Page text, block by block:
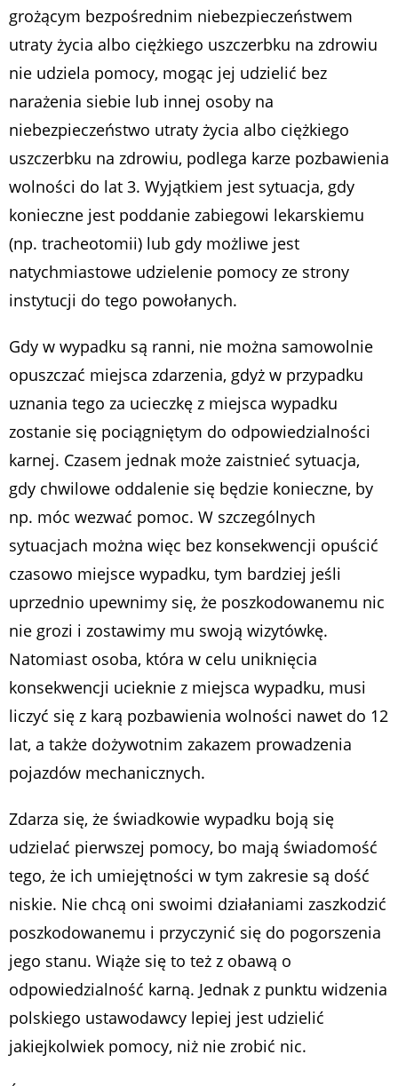
grożącym bezpośrednim niebezpieczeństwem
utraty życia albo ciężkiego uszczerbku na zdrowiu
nie udziela pomocy, mogąc jej udzielić bez
narażenia siebie lub innej osoby na
niebezpieczeństwo utraty życia albo ciężkiego
uszczerbku na zdrowiu, podlega karze pozbawienia
wolności do lat 3. Wyjątkiem jest sytuacja, gdy
konieczne jest poddanie zabiegowi lekarskiemu
(np. tracheotomii) lub gdy możliwe jest
natychmiastowe udzielenie pomocy ze strony
instytucji do tego powołanych.
Gdy w wypadku są ranni, nie można samowolnie
opuszczać miejsca zdarzenia, gdyż w przypadku
uznania tego za ucieczkę z miejsca wypadku
zostanie się pociągniętym do odpowiedzialności
karnej. Czasem jednak może zaistnieć sytuacja,
gdy chwilowe oddalenie się będzie konieczne, by
np. móc wezwać pomoc. W szczególnych
sytuacjach można więc bez konsekwencji opuścić
czasowo miejsce wypadku, tym bardziej jeśli
uprzednio upewnimy się, że poszkodowanemu nic
nie grozi i zostawimy mu swoją wizytówkę.
Natomiast osoba, która w celu uniknięcia
konsekwencji ucieknie z miejsca wypadku, musi
liczyć się z karą pozbawienia wolności nawet do 12
lat, a także dożywotnim zakazem prowadzenia
pojazdów mechanicznych.
Zdarza się, że świadkowie wypadku boją się
udzielać pierwszej pomocy, bo mają świadomość
tego, że ich umiejętności w tym zakresie są dość
niskie. Nie chcą oni swoimi działaniami zaszkodzić
poszkodowanemu i przyczynić się do pogorszenia
jego stanu. Wiąże się to też z obawą o
odpowiedzialność karną. Jednak z punktu widzenia
polskiego ustawodawcy lepiej jest udzielić
jakiejkolwiek pomocy, niż nie zrobić nic.